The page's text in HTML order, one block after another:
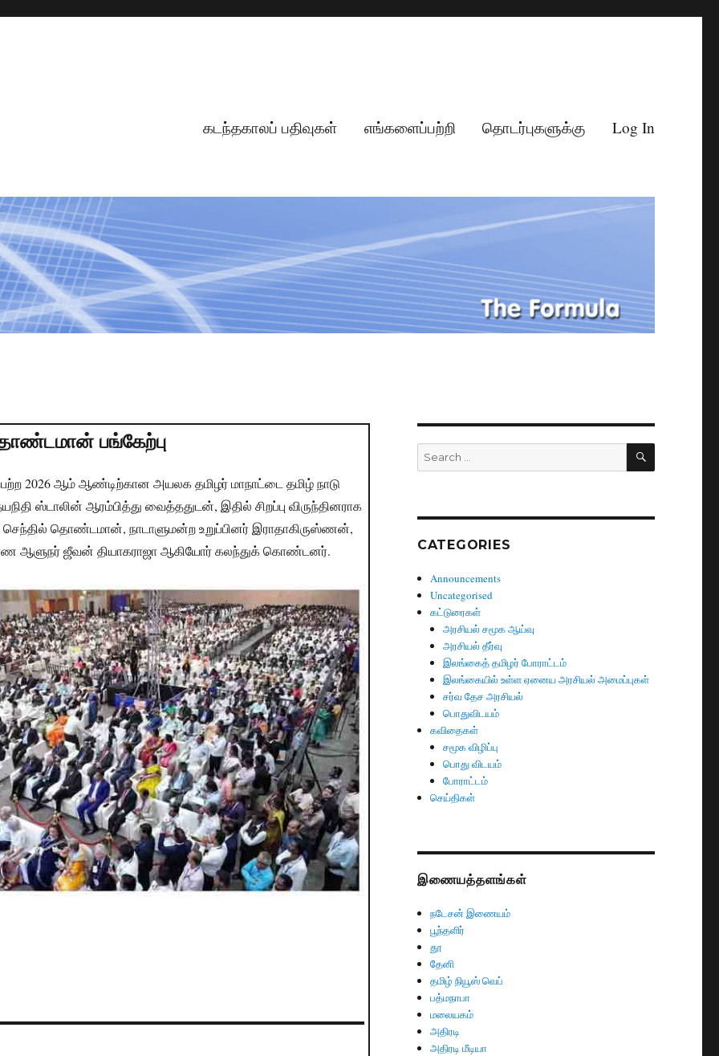
கடந்தகாலப் பதிவுகள் எங்களைப்பற்றி தொடர்புகளுக்கு Log In
பங்கேற்பு
2026 ஆம் ஆண்டிற்கான அயலக தமிழர் மாநாட்டை தமிழ் நாடு
ஸ்டாலின் ஆரம்பித்து வைத்ததுடன், இதில் சிறப்பு விருந்தினராக
தொண்டமான், நாடாளுமன்ற உறுப்பினர் இராதாகிருஸ்ணன்,
ஆளுநர் ஜீவன் தியாகராஜா ஆகியோர் கலந்துக் கொண்டனர்.
Search
for:
SEARCH
CATEGORIES
Announcements
Uncategorised
கட்டுரைகள்
அரசியல் சமூக ஆய்வு
அரசியல் தீர்வு
இலங்கைத் தமிழர் போராட்டம்
இலங்கையில் உள்ள ஏனைய அரசியல் அமைப்புகள்
சர்வ தேச அரசியல்
பொதுவிடயம்
கவிதைகள்
சமூக விழிப்பு
பொது விடயம்
போராட்டம்
செய்திகள்
இணையத்தளங்கள்
நடேசன் இணையம்
பூந்தளிர்
தூ
தேனி
தமிழ் நியூஸ் வெப்
பத்மநாபா
மலையகம்
அதிரடி
அதிரடி மீடியா